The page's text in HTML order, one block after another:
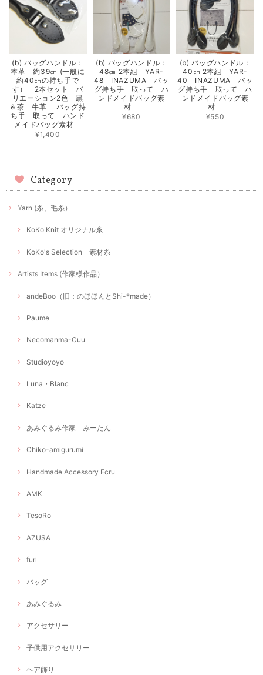
(b) バッグハンドル：
本革 約39㎝ (一般に
約40㎝の持ち手で
す） 2本セット バ
リエーション2色 黒
＆茶 牛革 バッグ持
ち手 取って ハンド
メイドバッグ素材
¥1,400
(b) バッグハンドル：
48㎝ 2本組 YAR-
48 INAZUMA バッ
グ持ち手 取って ハ
ンドメイドバッグ素
材
¥680
(b) バッグハンドル：
40㎝ 2本組 YAR-
40 INAZUMA バッ
グ持ち手 取って ハ
ンドメイドバッグ素
材
¥550
Category
Yarn (糸、毛糸）
KoKo Knit オリジナル糸
KoKo's Selection 素材糸
Artists Items (作家様作品）
andeBoo（旧：のほほんとShi-*made）
Paume
Necomanma-Cuu
Studioyoyo
Luna・Blanc
Katze
あみぐるみ作家 みーたん
Chiko-amigurumi
Handmade Accessory Ecru
AMK
TesoRo
AZUSA
furi
バッグ
あみぐるみ
アクセサリー
子供用アクセサリー
ヘア飾り